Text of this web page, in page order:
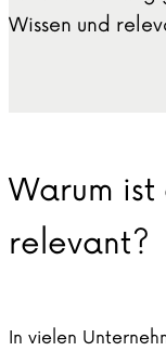
Wissen und
Warum ist
relevant?
In vielen